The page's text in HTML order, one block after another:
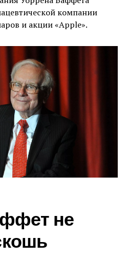
компании
и акции «Apple».
не